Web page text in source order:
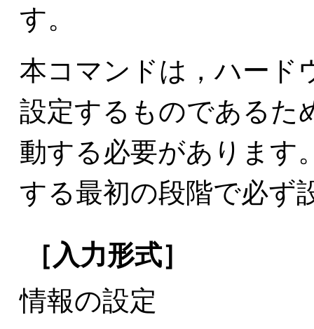
す。
本コマンドは，ハード
設定するものであるた
動する必要があります
する最初の段階で必ず
［入力形式］
情報の設定